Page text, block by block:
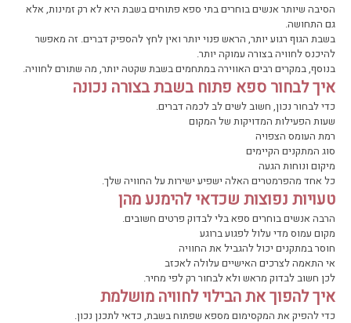
הסיבה שיותר אנשים בוחרים בתי ספא פתוחים בשבת היא לא רק זמינות, אלא
גם התחושה.
בשבת הגוף רגוע יותר, הראש פנוי יותר ואין לחץ להספיק דברים. זה מאפשר
להיכנס לחוויה בצורה עמוקה יותר.
בנוסף, במקרים רבים האווירה במתחמים בשבת שקטה יותר, מה שתורם לחוויה.
איך לבחור ספא פתוח בשבת בצורה נכונה
כדי לבחור נכון, חשוב לשים לב לכמה דברים.
שעות הפעילות המדויקות של המקום
רמת העומס הצפויה
סוג המתקנים הקיימים
מיקום ונוחות הגעה
כל אחד מהפרמטרים האלה ישפיע ישירות על החוויה שלך.
טעויות נפוצות שכדאי להימנע מהן
הרבה אנשים בוחרים ספא בלי לבדוק פרטים חשובים.
מקום עמוס מדי עלול לפגוע ברוגע
חוסר במתקנים יכול להגביל את החוויה
אי התאמה לצרכים האישיים עלולה לאכזב
לכן חשוב לבדוק מראש ולא לבחור רק לפי מחיר.
איך להפוך את הבילוי לחוויה מושלמת
כדי להפיק את המקסימום מספא שפתוח בשבת, כדאי לתכנן נכון.